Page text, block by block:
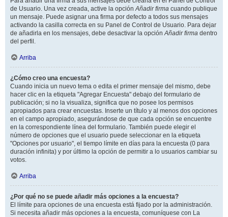
de Usuario. Una vez creada, active la opciónAñadir firma cuando publique
un mensaje. Puede asignar una firma por defecto a todos sus mensajes
activando la casilla correcta en su Panel de Control de Usuario. Para dejar
de añadirla en los mensajes, debe desactivar la opciónAñadir firma dentro
del perfil.
Arriba
¿Cómo creo una encuesta?
Cuando inicia un nuevo tema o edita el primer mensaje del mismo, debe
hacer clic en la etiqueta "Agregar Encuesta" debajo del formulario de
publicación; si no la visualiza, significa que no posee los permisos
apropiados para crear encuestas. Inserte un título y al menos dos opciones
en el campo apropiado, asegurándose de que cada opción se encuentre
en la correspondiente línea del formulario. También puede elegir el
número de opciones que el usuario puede seleccionar en la etiqueta
"Opciones por usuario", el tiempo límite en días para la encuesta (0 para
duración infinita) y por último la opción de permitir a lo usuarios cambiar su
votos.
Arriba
¿Por qué no se puede añadir más opciones a la encuesta?
El límite para opciones de una encuesta está fijado por la administración.
Si necesita añadir más opciones a la encuesta, comuníquese con La